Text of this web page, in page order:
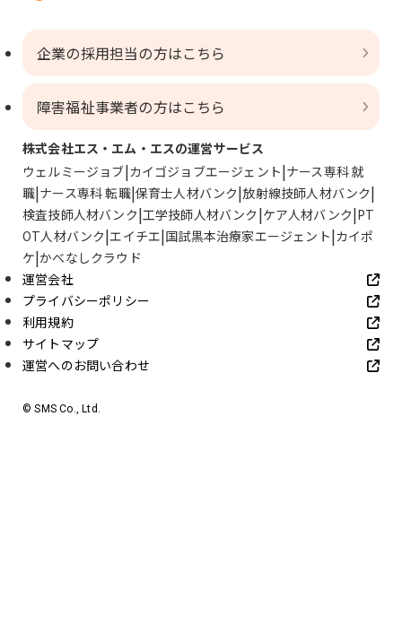
企業の採用担当の方はこちら
障害福祉事業者の方はこちら
株式会社エス・エム・エスの運営サービス
ウェルミージョブ カイゴジョブエージェント ナース専科 就
職 ナース専科 転職 保育士人材バンク 放射線技師人材バンク
検査技師人材バンク 工学技師人材バンク ケア人材バンク PT
OT人材バンク エイチエ 国試黒本治療家エージェント カイポ
ケ かべなしクラウド
運営会社
プライバシーポリシー
利用規約
サイトマップ
運営へのお問い合わせ
© SMS Co., Ltd.